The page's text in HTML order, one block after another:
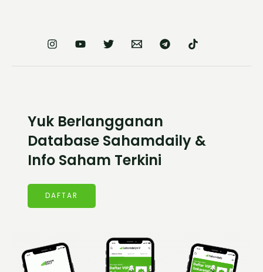
Yuk Berlangganan
Database Sahamdaily &
Info Saham Terkini
DAFTAR